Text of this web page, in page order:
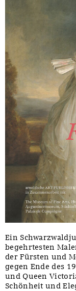
Ein
begehrtesten
der Fürsten und
gegen Ende des
und Queen
Schönheit und